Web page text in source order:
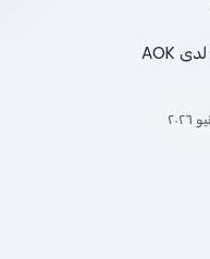
لدى AOK